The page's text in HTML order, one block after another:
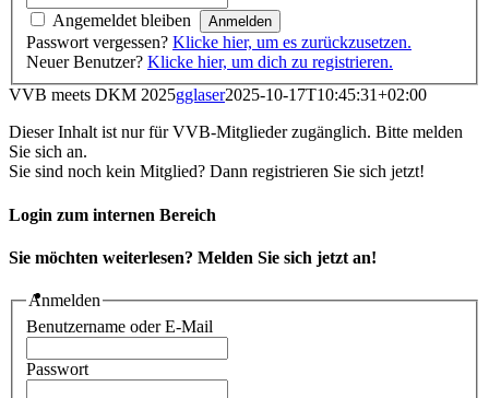
Angemeldet bleiben
Passwort vergessen? Klicke hier, um es zurückzusetzen.
Neuer Benutzer? Klicke hier, um dich zu registrieren.
VVB meets DKM 2025gglaser2025-10-17T10:45:31+02:00
Dieser Inhalt ist nur für VVB-Mitglieder zugänglich. Bitte melden
Sie sich an.
Sie sind noch kein Mitglied? Dann registrieren Sie sich jetzt!
Login zum internen Bereich
Sie möchten weiterlesen? Melden Sie sich jetzt an!
Anmelden
Benutzername oder E-Mail
Passwort